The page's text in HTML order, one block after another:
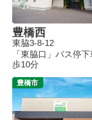
豊橋西
東脇3-8-12
「東脇口」バス停
歩10分
豊橋市